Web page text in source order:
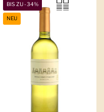
BIS ZU -34%
NEU